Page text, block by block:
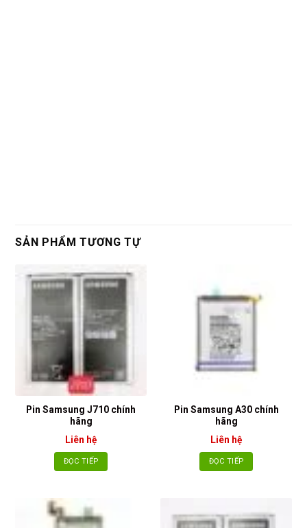
SẢN PHẨM TƯƠNG TỰ
Pin Samsung J710 chính
hãng
Liên hệ
ĐỌC TIẾP
Pin Samsung A30 chính
hãng
Liên hệ
ĐỌC TIẾP